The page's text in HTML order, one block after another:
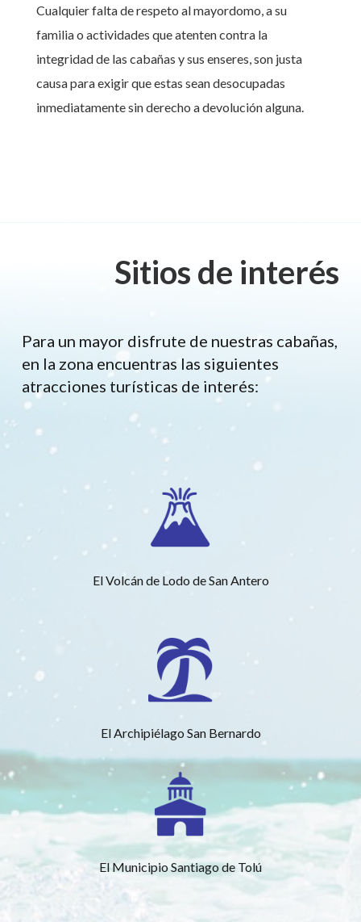
Cualquier falta de respeto al mayordomo, a su
familia o actividades que atenten contra la
integridad de las cabañas y sus enseres, son justa
causa para exigir que estas sean desocupadas
inmediatamente sin derecho a devolución alguna.
Sitios de interés
Para un mayor disfrute de nuestras cabañas,
en la zona encuentras las siguientes
atracciones turísticas de interés:
El Volcán de Lodo de San Antero
El Archipiélago San Bernardo
El Municipio Santiago de Tolú